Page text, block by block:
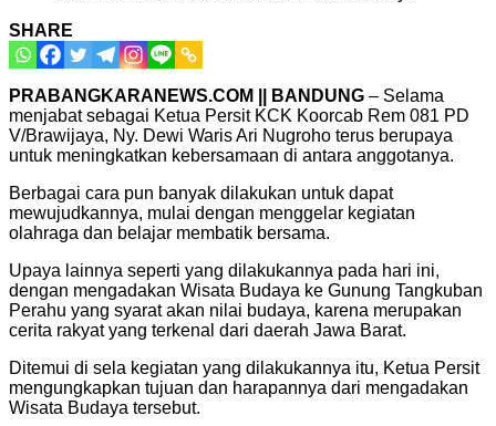
SHARE
PRABANGKARANEWS.COM || BANDUNG – Selama
menjabat sebagai Ketua Persit KCK Koorcab Rem 081 PD
V/Brawijaya, Ny. Dewi Waris Ari Nugroho terus berupaya
untuk meningkatkan kebersamaan di antara anggotanya.
Berbagai cara pun banyak dilakukan untuk dapat
mewujudkannya, mulai dengan menggelar kegiatan
olahraga dan belajar membatik bersama.
Upaya lainnya seperti yang dilakukannya pada hari ini,
dengan mengadakan Wisata Budaya ke Gunung Tangkuban
Perahu yang syarat akan nilai budaya, karena merupakan
cerita rakyat yang terkenal dari daerah Jawa Barat.
Ditemui di sela kegiatan yang dilakukannya itu, Ketua Persit
mengungkapkan tujuan dan harapannya dari mengadakan
Wisata Budaya tersebut.